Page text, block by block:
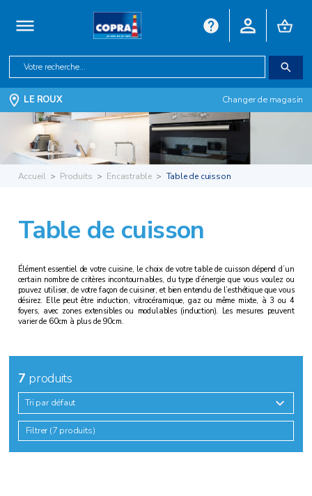
LE ROUX Changer de magasin
Accueil Produits Encastrable Table de cuisson
Table de cuisson
Élément essentiel de votre cuisine, le choix de votre table de cuisson dépend d’un
certain nombre de critères incontournables, du type d’énergie que vous voulez ou
pouvez utiliser, de votre façon de cuisiner, et bien entendu de l’esthétique que vous
désirez. Elle peut être induction, vitrocéramique, gaz ou même mixte, à 3 ou 4
foyers, avec zones extensibles ou modulables (induction). Les mesures peuvent
varier de 60cm à plus de 90cm.
7 produits
Tri par défaut
Filtrer (7 produits)